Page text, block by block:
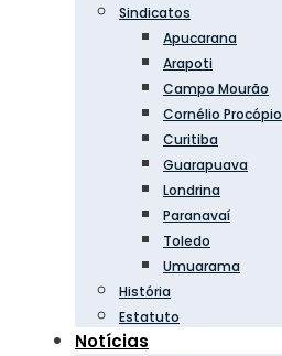
Sindicatos
Apucarana
Arapoti
Campo Mourão
Cornélio Procópio
Curitiba
Guarapuava
Londrina
Paranavaí
Toledo
Umuarama
História
Estatuto
Notícias